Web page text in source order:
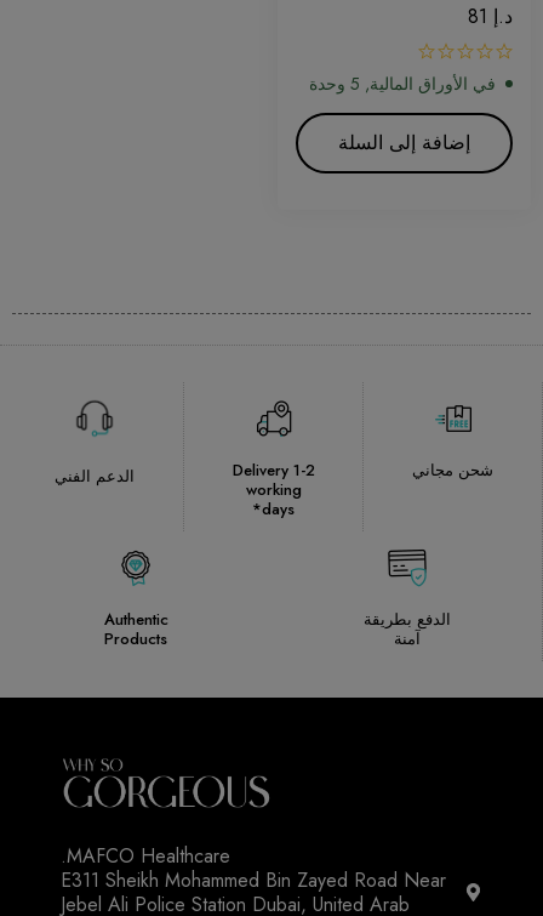
د.إ
في الأوراق المالية, 5 وحدة
إضافة إلى السلة
شحن مجاني
Delivery 1-2
working
days*
الدعم الفني
الدفع بطريقة
آمنة
Authentic
Products
MAFCO Healthcare.
E311 Sheikh Mohammed Bin Zayed Road Near
Jebel Ali Police Station Dubai, United Arab